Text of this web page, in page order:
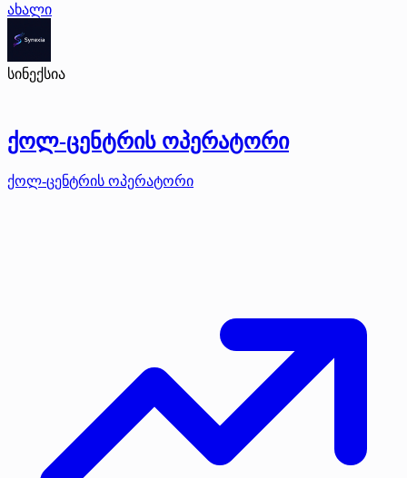
ახალი
სინექსია
ქოლ-ცენტრის ოპერატორი
ქოლ-ცენტრის ოპერატორი